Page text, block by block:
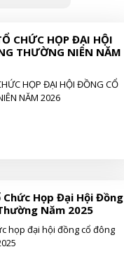
CHỨC HỌP ĐẠI HỘI
THƯỜNG NIÊN NĂM
HỌP ĐẠI HỘI ĐỒNG CỔ
NĂM 2026
Chức Họp Đại Hội Đồng
Năm 2025
họp đại hội đồng cổ đông